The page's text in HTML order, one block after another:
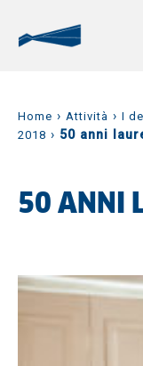
Home › Attività › I
2018 › 50 anni
50 ANNI